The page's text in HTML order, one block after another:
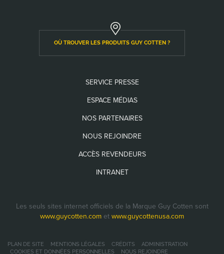
OÙ TROUVER LES PRODUITS GUY COTTEN ?
SERVICE PRESSE
ESPACE MÉDIAS
NOS PARTENAIRES
NOUS REJOINDRE
ACCÈS REVENDEURS
INTRANET
Les seuls sites internet officiels de la Marque Guy Cotten sont
www.guycotten.com et www.guycottenusa.com
PLAN DE SITE MENTIONS LÉGALES CRÉDITS
ADMINISTRATION
COOKIES ET DONNÉES PERSONNELLES
NOUS REJOINDRE